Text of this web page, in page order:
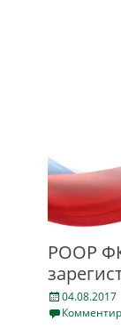
РООР
Posted
on
04.08.2017